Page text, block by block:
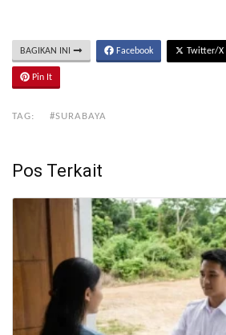
BAGIKAN INI Facebook Twitter/X
Pin It
TAG: #SURABAYA
Pos Terkait